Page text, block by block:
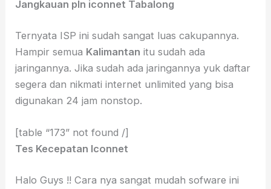
Jangkauan pln iconnet Tabalong
Ternyata ISP ini sudah sangat luas cakupannya.
Hampir semua Kalimantan itu sudah ada
jaringannya. Jika sudah ada jaringannya yuk daftar
segera dan nikmati internet unlimited yang bisa
digunakan 24 jam nonstop.
[table “173” not found /]
Tes Kecepatan Iconnet
Halo Guys !! Cara nya sangat mudah sofware ini